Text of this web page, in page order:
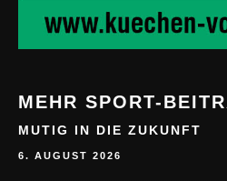
MEHR SPORT-
MUTIG IN DIE ZUKUNFT
6. AUGUST 2026